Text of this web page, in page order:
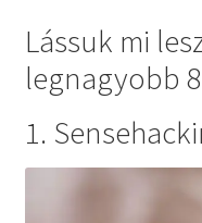
Lássuk mi
legnagyobb
1.